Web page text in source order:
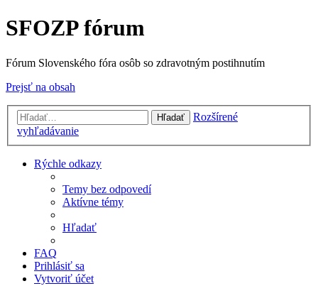
SFOZP fórum
Fórum Slovenského fóra osôb so zdravotným postihnutím
Prejsť na obsah
Hľadať
Rozšírené
vyhľadávanie
Rýchle odkazy
Temy bez odpovedí
Aktívne témy
Hľadať
FAQ
Prihlásiť sa
Vytvoriť účet